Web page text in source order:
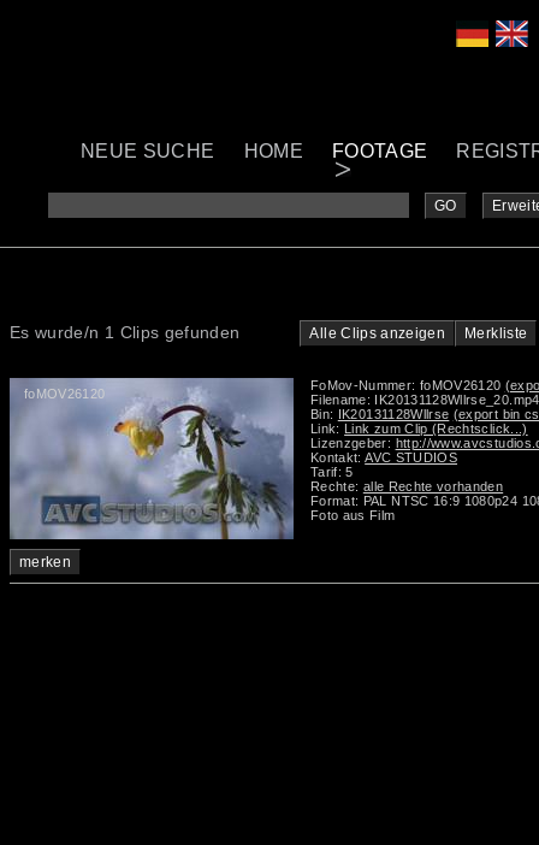
NEUE SUCHE HOME FOOTAGE
GO
Es wurde/n 1 Clips gefunden Alle Clips anzeigen Merkliste
foMOV26120
merken
FoMov-Nummer: foMOV26120
Filename: IK20131128Wllrse_20.mp4
Bin: IK20131128Wllrse (export bin
Link: Link zum Clip (Rechtsclick...)
Lizenzgeber: http://
Kontakt:AVC STUDIOS
Tarif: 5
Rechte: alle Rechte vorhanden
Format: PAL NTSC 16:9 1080p24
Foto aus Film